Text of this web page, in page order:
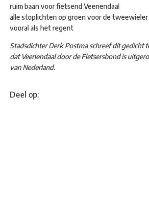
ruim baan voor fietsend Veenendaal
alle stoplichten op groen voor de tweewieler
vooral als het regent
Stadsdichter Derk Postma schreef dit gedicht
dat Veenendaal door de Fietsersbond is
van Nederland.
Deel op: